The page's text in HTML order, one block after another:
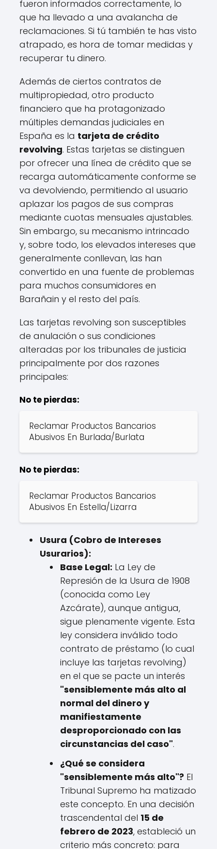
fueron informados correctamente, lo
que ha llevado a una avalancha de
reclamaciones. Si tú también te has visto
atrapado, es hora de tomar medidas y
recuperar tu dinero.
Además de ciertos contratos de
multipropiedad, otro producto
financiero que ha protagonizado
múltiples demandas judiciales en
España es la tarjeta de crédito
revolving. Estas tarjetas se distinguen
por ofrecer una línea de crédito que se
recarga automáticamente conforme se
va devolviendo, permitiendo al usuario
aplazar los pagos de sus compras
mediante cuotas mensuales ajustables.
Sin embargo, su mecanismo intrincado
y, sobre todo, los elevados intereses que
generalmente conllevan, las han
convertido en una fuente de problemas
para muchos consumidores en
Barañain y el resto del país.
Las tarjetas revolving son susceptibles
de anulación o sus condiciones
alteradas por los tribunales de justicia
principalmente por dos razones
principales:
No te pierdas:
Reclamar Productos Bancarios
Abusivos En Burlada/Burlata
No te pierdas:
Reclamar Productos Bancarios
Abusivos En Estella/Lizarra
Usura (Cobro de Intereses
Usurarios):
Base Legal: La Ley de
Represión de la Usura de 1908
(conocida como Ley
Azcárate), aunque antigua,
sigue plenamente vigente. Esta
ley considera inválido todo
contrato de préstamo (lo cual
incluye las tarjetas revolving)
en el que se pacte un interés
"sensiblemente más alto al
normal del dinero y
manifiestamente
desproporcionado con las
circunstancias del caso".
¿Qué se considera
"sensiblemente más alto"? El
Tribunal Supremo ha matizado
este concepto. En una decisión
trascendental del 15 de
febrero de 2023, estableció un
criterio más concreto: para